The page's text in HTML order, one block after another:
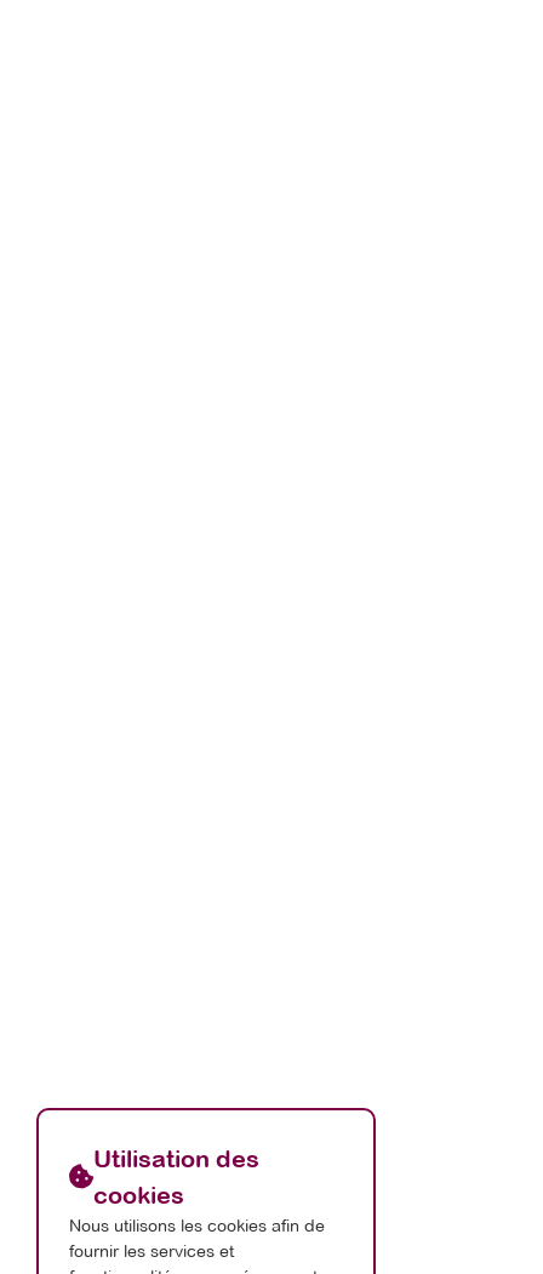
Utilisation des
cookies
Nous utilisons les cookies afin de
fournir les services et